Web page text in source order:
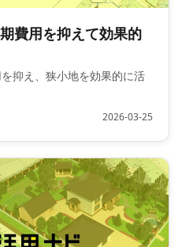
費用を抑えて効果的
抑え、狭小地を効果的に活
2026-03-25